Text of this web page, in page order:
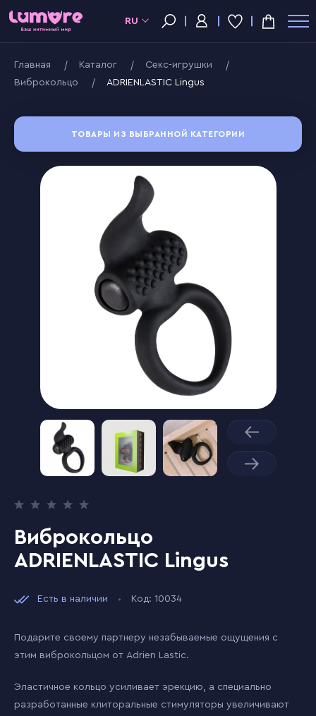
RU
Главная Kаталог
Секс-игрушки
Виброкольцо
ADRIENLASTIC Lingus
ТОВАРЫ ИЗ ВЫБРАННОЙ КАТЕГОРИИ
Виброкольцо
ADRIENLASTIC Lingus
Есть в наличии Код: 10034
Подарите своему партнеру незабываемые ощущения с
этим виброкольцом от Adrien Lastic.
Эластичное кольцо усиливает эрекцию, а специально
разработанные клиторальные стимуляторы увеличивают